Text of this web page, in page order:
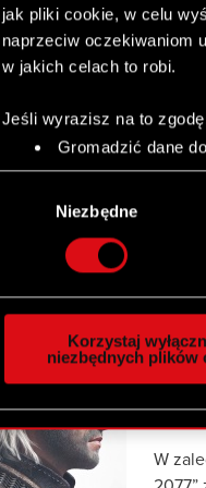
jak pliki cookie, w celu
naprzeciw oczekiwaniom
w jakich celach to robi.
Jeśli wyrazisz na to
Gromadzić dane
Identyfikować
Dowiedz się więcej
szczegółów . W
Wykorzystujemy pliki
społecznościowym,
otrzymanymi od Ciebie
zgadasz się na używanie
Niezbędne
Korzystaj
niezbędnych plików
Już
17
W